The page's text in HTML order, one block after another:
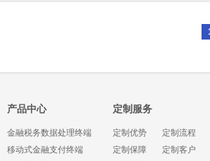
产品中心
金融税务数据处理终端
移动式金融支付终端
定制服务
定制优势
定制流程
定制保障
定制客户